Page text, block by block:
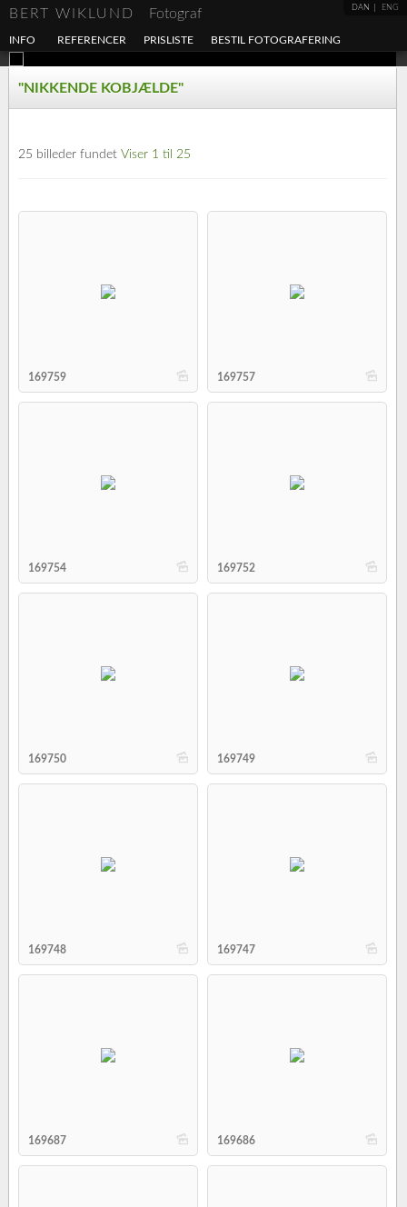
DAN ENG
BERT WIKLUND Fotograf
INFO REFERENCER PRISLISTE BESTIL FOTOGRAFERING
"NIKKENDE KOBJÆLDE"
25 billeder fundet Viser 1 til 25
b
169759 b
169757
b
169754 b
169752
b
169750 b
169749
b
169748 b
169747
b
169687 b
169686